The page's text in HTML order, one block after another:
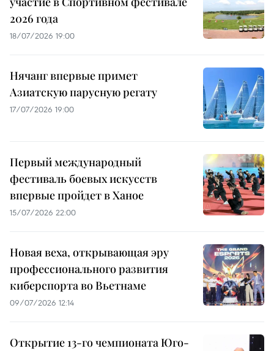
2026 года
18/07/2026 19:00
Нячанг впервые примет
Азиатскую парусную регату
17/07/2026 19:00
Первый международный
фестиваль боевых искусств
впервые пройдет в Ханое
15/07/2026 22:00
Новая веха, открывающая эру
профессионального развития
киберспорта во Вьетнаме
09/07/2026 12:14
Открытие 13-го чемпионата Юго-